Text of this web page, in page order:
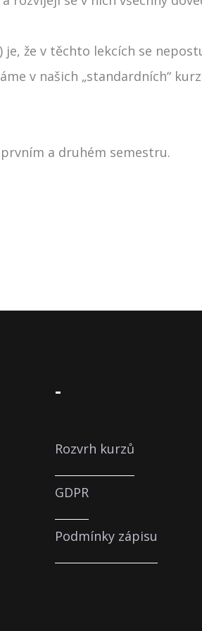
že v těchto lekcích se
v našich „standardních“
a druhém semestru.
-
Rozvrh kurzů
GDPR
Podmínky zápisu